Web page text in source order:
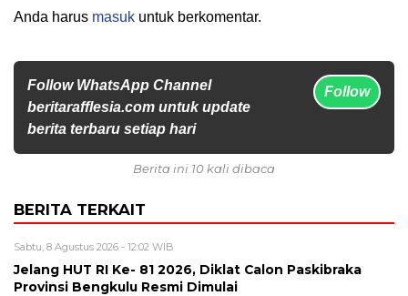
Anda harus masuk untuk berkomentar.
Follow WhatsApp Channel
beritarafflesia.com untuk update
berita terbaru setiap hari
Follow
Berita ini 10 kali dibaca
BERITA TERKAIT
Sabtu, 8 Agustus 2026 - 12:02 WIB
Jelang HUT RI Ke- 81 2026, Diklat Calon Paskibraka
Provinsi Bengkulu Resmi Dimulai